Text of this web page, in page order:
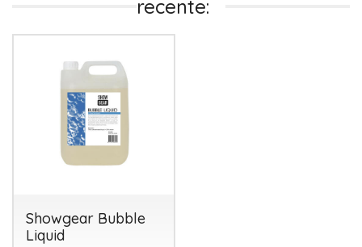
recente:
Showgear Bubble
Liquid